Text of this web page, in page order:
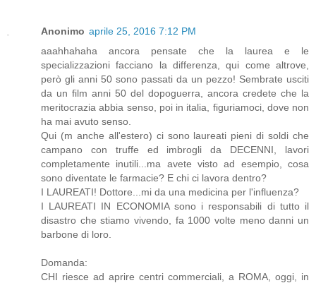
Anonimo aprile 25, 2016 7:12 PM
aaahhahaha ancora pensate che la laurea e le
specializzazioni facciano la differenza, qui come altrove,
però gli anni 50 sono passati da un pezzo! Sembrate usciti
da un film anni 50 del dopoguerra, ancora credete che la
meritocrazia abbia senso, poi in italia, figuriamoci, dove non
ha mai avuto senso.
Qui (m anche all'estero) ci sono laureati pieni di soldi che
campano con truffe ed imbrogli da DECENNI, lavori
completamente inutili...ma avete visto ad esempio, cosa
sono diventate le farmacie? E chi ci lavora dentro?
I LAUREATI! Dottore...mi da una medicina per l'influenza?
I LAUREATI IN ECONOMIA sono i responsabili di tutto il
disastro che stiamo vivendo, fa 1000 volte meno danni un
barbone di loro.
Domanda:
CHI riesce ad aprire centri commerciali, a ROMA, oggi, in